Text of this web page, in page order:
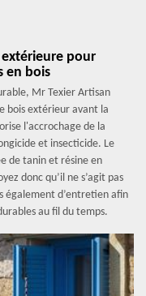
extérieure pour
en bois
Mr Texier Artisan
bois extérieur avant la
l'accrochage de la
et insecticide. Le
de tanin et résine en
donc qu’il ne s’agit pas
également d’entretien afin
au fil du temps.